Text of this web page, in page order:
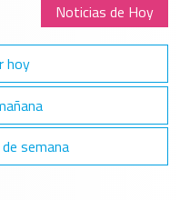
Noticias de Hoy
hoy
semana